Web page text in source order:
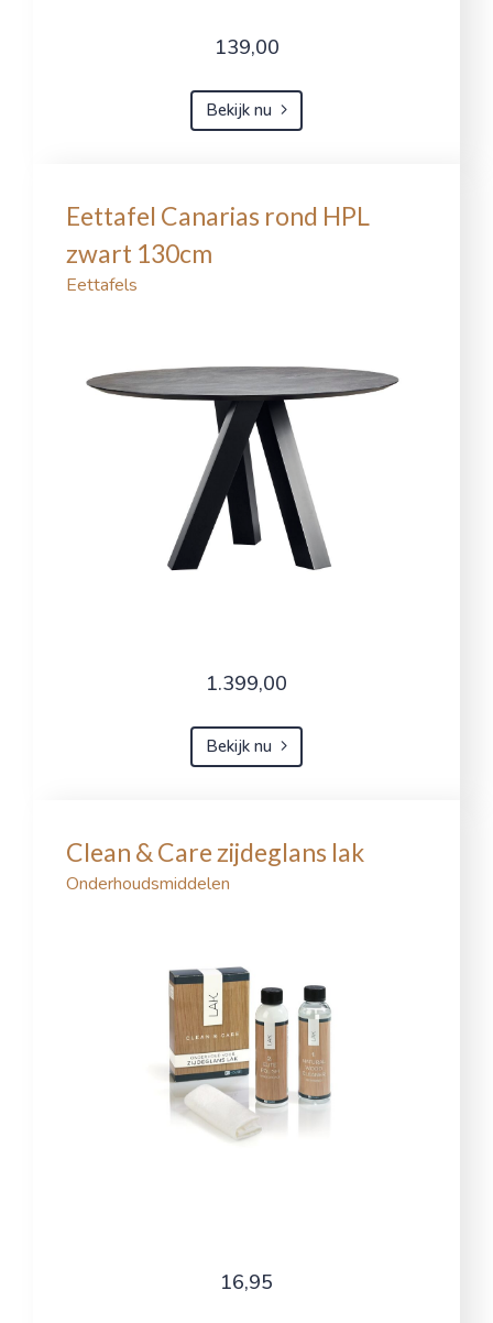
139,00
Bekijk nu
Eettafel Canarias rond HPL
zwart 130cm
Eettafels
1.399,00
Bekijk nu
Clean & Care zijdeglans lak
Onderhoudsmiddelen
16,95